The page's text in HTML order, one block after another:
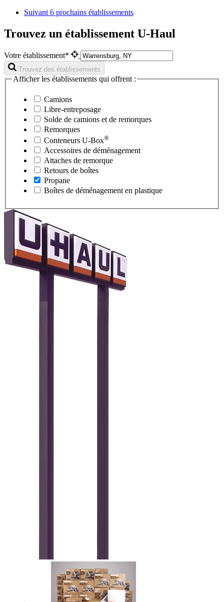
Suivant 6 prochains établissements
Trouvez un établissement U-Haul
Votre établissement*
Trouvez des établissements
Afficher les établissements qui offrent :
Camions
Libre-entreposage
Solde de camions et de remorques
Remorques
Conteneurs U-Box®
Accessoires de déménagement
Attaches de remorque
Retours de boîtes
Propane
Boîtes de déménagement en plastique